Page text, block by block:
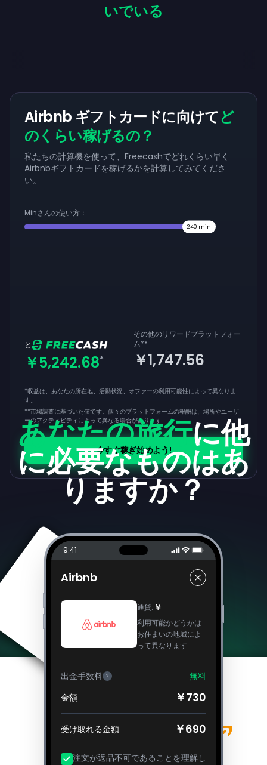
いでいる
Airbnb ギフトカードに向けてど
のくらい稼げるの？
私たちの計算機を使って、Freecashでどれくらい早く
Airbnbギフトカードを稼げるかを計算してみてくださ
い。
Minさんの使い方：
240 min
と
￥5,242.68*
その他のリワードプラットフォー
ム**
￥1,747.56
*収益は、あなたの所在地、活動状況、オファーの利用可能性によって異なりま
す。
**市場調査に基づいた値です。個々のプラットフォームの報酬は、場所やユーザ
ーのアクティビティによって異なる場合があります
今すぐ稼ぎ始めよう!
あなたの旅行に他
に必要なものはあ
りますか？
9:41
Airbnb
通貨: ￥
利用可能かどうかは
お住まいの地域によ
って異なります
出金手数料 ?
無料
金額
￥730
受け取れる金額 ￥690
注文が返品不可であることを理解し